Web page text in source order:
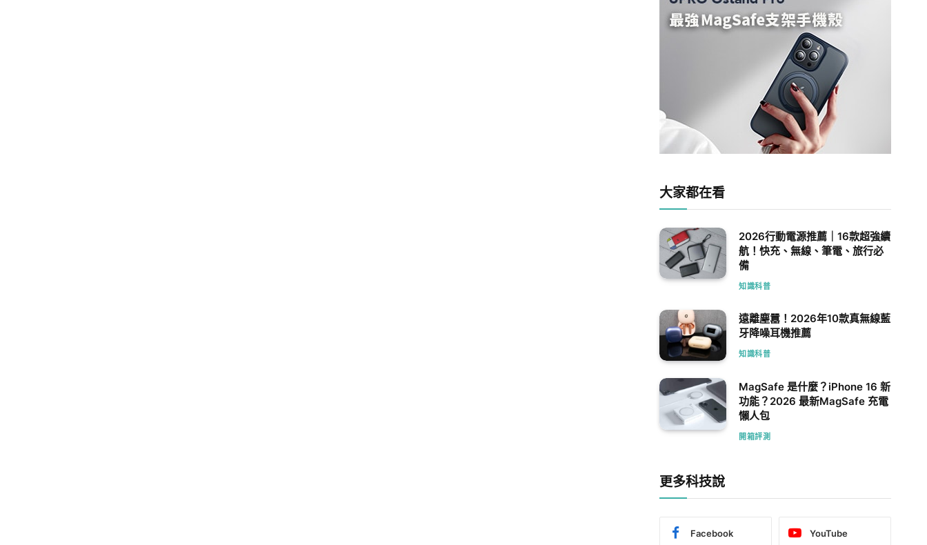
大家都在看
2026行動電源推薦｜16款超強續
航！快充、無線、筆電、旅行必
備
知識科普
遠離塵囂！2026年10款真無線藍
牙降噪耳機推薦
知識科普
MagSafe 是什麼？iPhone 16 新
功能？2026 最新MagSafe 充電
懶人包
開箱評測
更多科技說
Facebook YouTube